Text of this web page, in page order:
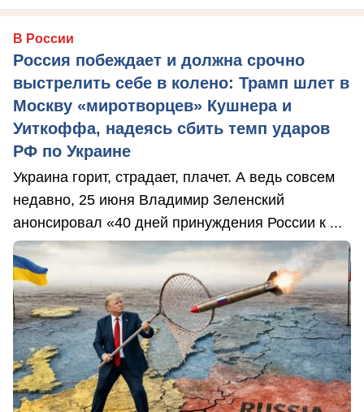
В России
Россия побеждает и должна срочно
выстрелить себе в колено: Трамп шлет в
Москву «миротворцев» Кушнера и
Уиткоффа, надеясь сбить темп ударов
РФ по Украине
Украина горит, страдает, плачет. А ведь совсем
недавно, 25 июня Владимир Зеленский
анонсировал «40 дней принуждения России к ...